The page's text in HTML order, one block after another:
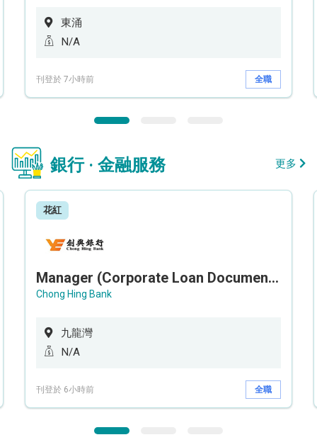
東涌
N/A
刊登於 7小時前 全職
銀行 · 金融服務 更多
花紅
Manager (Corporate Loan Documentation) - Credit Administration Department
Chong Hing Bank
九龍灣
N/A
刊登於 6小時前 全職